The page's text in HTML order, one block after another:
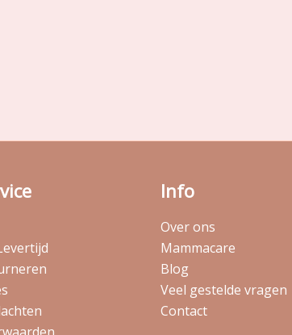
Info
Over ons
Mammacare
Blog
Veel gestelde vragen
Contact